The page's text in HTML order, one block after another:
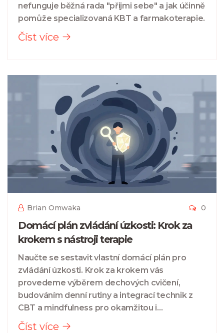
nefunguje běžná rada "přijmi sebe" a jak účinně
pomůže specializovaná KBT a farmakoterapie.
Číst více
Brian Omwaka 0
Domácí plán zvládání úzkosti: Krok za
krokem s nástroji terapie
Naučte se sestavit vlastní domácí plán pro
zvládání úzkosti. Krok za krokem vás
provedeme výběrem dechových cvičení,
budováním denní rutiny a integrací technik z
CBT a mindfulness pro okamžitou i
dlouhodobou úlevu.
Číst více